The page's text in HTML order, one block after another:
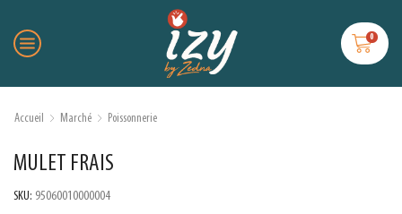
0
Accueil Marché Poissonnerie
MULET FRAIS
SKU: 95060010000004